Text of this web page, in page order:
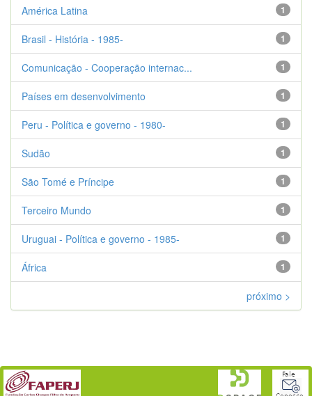
1
América Latina
1
Brasil - História - 1985-
1
Comunicação - Cooperação internac...
1
Países em desenvolvimento
1
Peru - Política e governo - 1980-
1
Sudão
1
São Tomé e Príncipe
1
Terceiro Mundo
1
Uruguai - Política e governo - 1985-
1
África
próximo >